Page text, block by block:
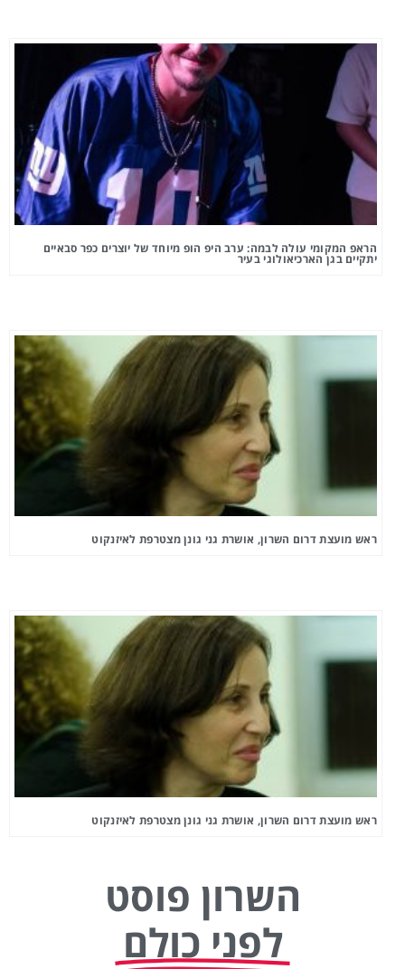
הראפ המקומי עולה לבמה: ערב היפ הופ מיוחד של יוצרים כפר סבאיים
יתקיים בגן הארכיאולוגי בעיר
ראש מועצת דרום השרון, אושרת גני גונן מצטרפת לאיזנקוט
ראש מועצת דרום השרון, אושרת גני גונן מצטרפת לאיזנקוט
השרון פוסט
לפני כולם